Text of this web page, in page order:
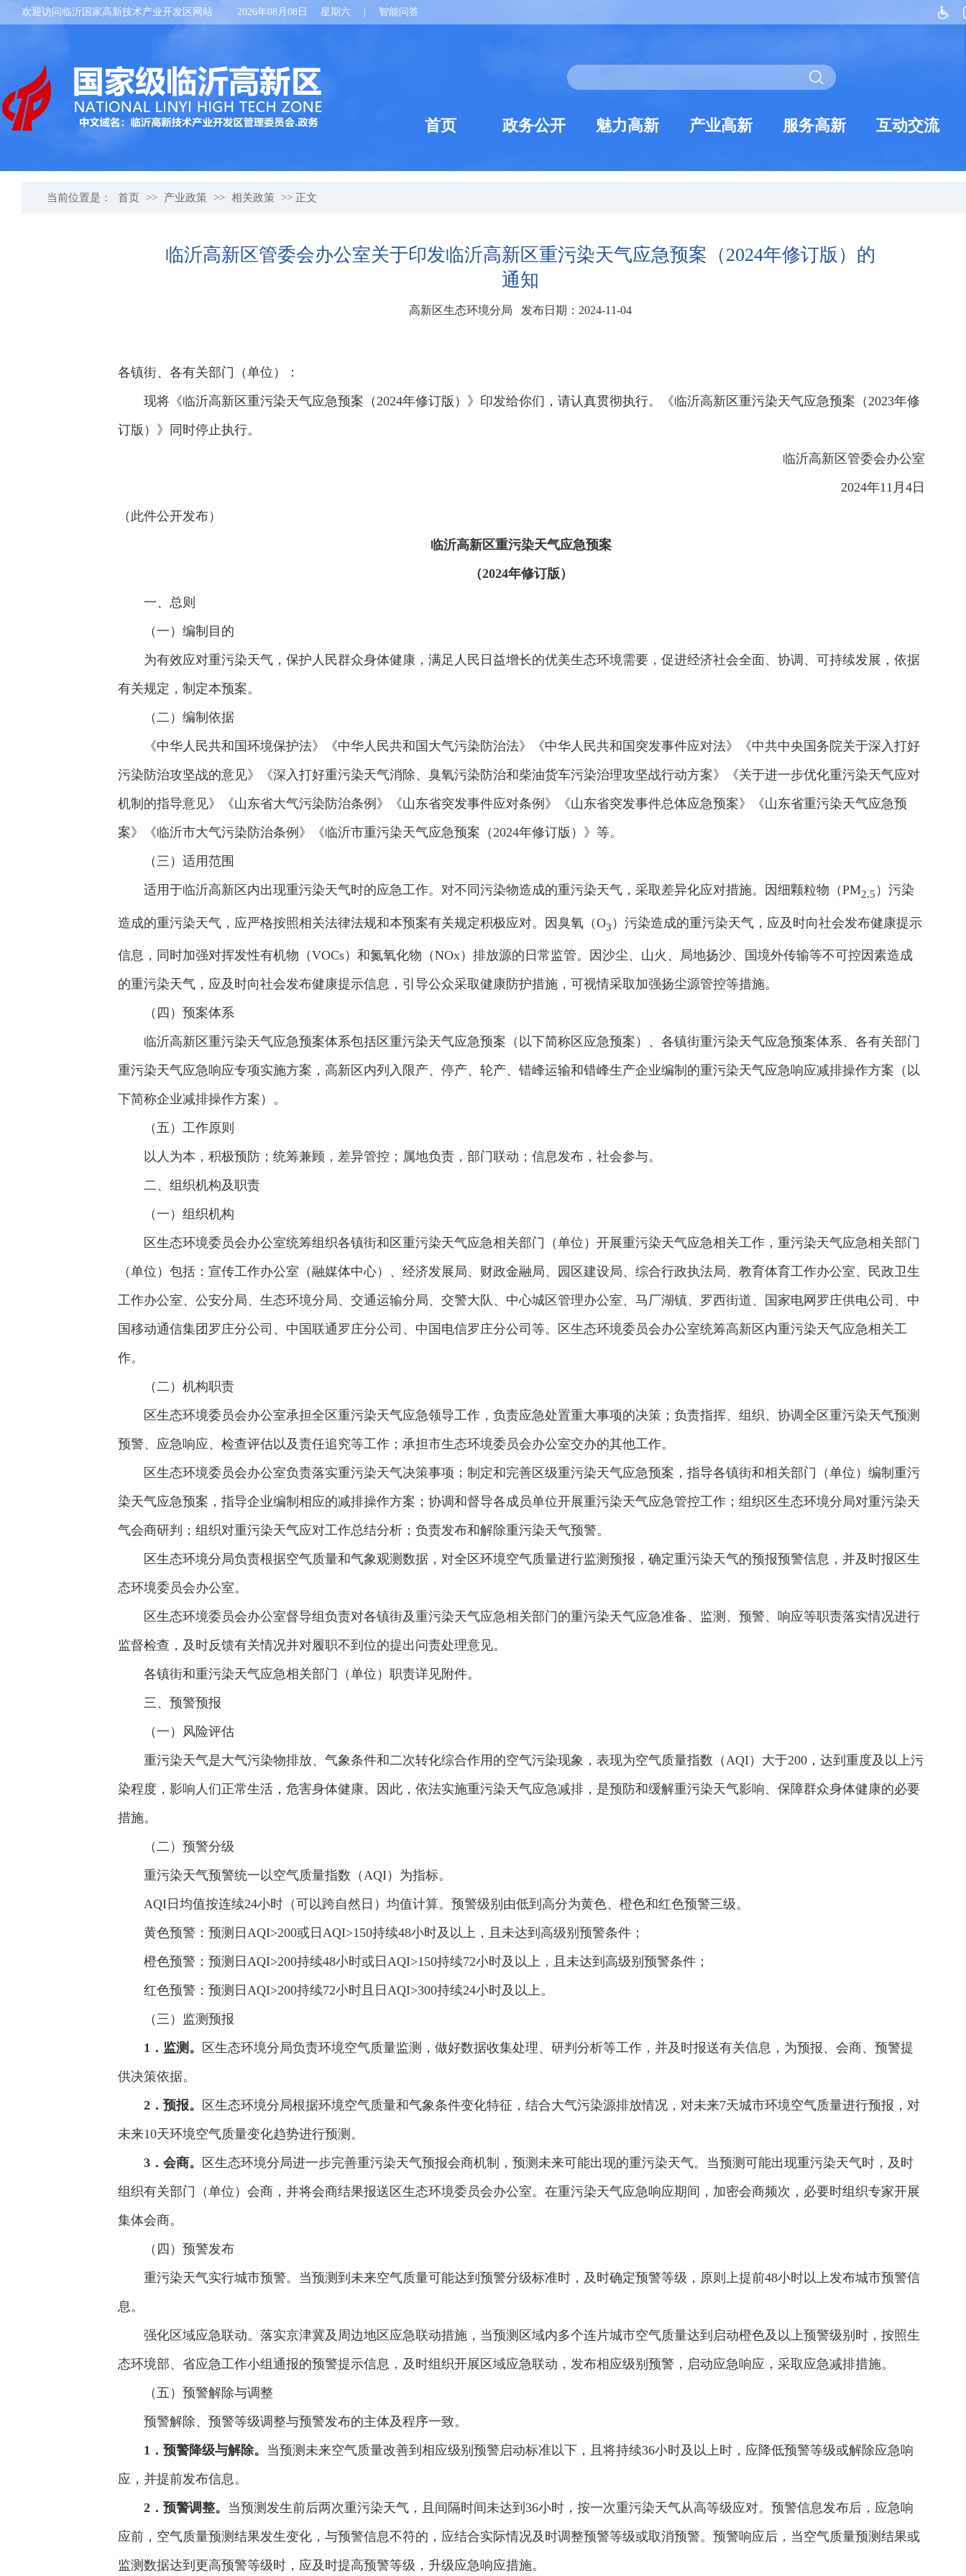
欢迎访问临沂国家高新技术产业开发区网站 2026年08月08日 星期六 智能问答
首页 政务公开 魅力高新 产业高新 服务高新 互动交流
当前位置是： 首页 >> 产业政策 >> 相关政策 >> 正文
临沂高新区管委会办公室关于印发临沂高新区重污染天气应急预案（2024年修订版）的
通知
高新区生态环境分局 发布日期：2024-11-04
各镇街、各有关部门（单位）：
现将《临沂高新区重污染天气应急预案（2024年修订版）》印发给你们，请认真贯彻执行。《临沂高新区重污染天气应急预案（2023年修
订版）》同时停止执行。
临沂高新区管委会办公室
2024年11月4日
（此件公开发布）
临沂高新区重污染天气应急预案
（2024年修订版）
一、总则
（一）编制目的
为有效应对重污染天气，保护人民群众身体健康，满足人民日益增长的优美生态环境需要，促进经济社会全面、协调、可持续发展，依据
有关规定，制定本预案。
（二）编制依据
《中华人民共和国环境保护法》《中华人民共和国大气污染防治法》《中华人民共和国突发事件应对法》《中共中央国务院关于深入打好
污染防治攻坚战的意见》《深入打好重污染天气消除、臭氧污染防治和柴油货车污染治理攻坚战行动方案》《关于进一步优化重污染天气应对
机制的指导意见》《山东省大气污染防治条例》《山东省突发事件应对条例》《山东省突发事件总体应急预案》《山东省重污染天气应急预
案》《临沂市大气污染防治条例》《临沂市重污染天气应急预案（2024年修订版）》等。
（三）适用范围
适用于临沂高新区内出现重污染天气时的应急工作。对不同污染物造成的重污染天气，采取差异化应对措施。因细颗粒物（PM2.5 ）污染
造成的重污染天气，应严格按照相关法律法规和本预案有关规定积极应对。因臭氧（O3 ）污染造成的重污染天气，应及时向社会发布健康提示
信息，同时加强对挥发性有机物（VOCs）和氮氧化物（NOx）排放源的日常监管。因沙尘、山火、局地扬沙、国境外传输等不可控因素造成
的重污染天气，应及时向社会发布健康提示信息，引导公众采取健康防护措施，可视情采取加强扬尘源管控等措施。
（四）预案体系
临沂高新区重污染天气应急预案体系包括区重污染天气应急预案（以下简称区应急预案）、各镇街重污染天气应急预案体系、各有关部门
重污染天气应急响应专项实施方案，高新区内列入限产、停产、轮产、错峰运输和错峰生产企业编制的重污染天气应急响应减排操作方案（以
下简称企业减排操作方案）。
（五）工作原则
以人为本，积极预防；统筹兼顾，差异管控；属地负责，部门联动；信息发布，社会参与。
二、组织机构及职责
（一）组织机构
区生态环境委员会办公室统筹组织各镇街和区重污染天气应急相关部门（单位）开展重污染天气应急相关工作，重污染天气应急相关部门
（单位）包括：宣传工作办公室（融媒体中心）、经济发展局、财政金融局、园区建设局、综合行政执法局、教育体育工作办公室、民政卫生
工作办公室、公安分局、生态环境分局、交通运输分局、交警大队、中心城区管理办公室、马厂湖镇、罗西街道、国家电网罗庄供电公司、中
国移动通信集团罗庄分公司、中国联通罗庄分公司、中国电信罗庄分公司等。区生态环境委员会办公室统筹高新区内重污染天气应急相关工
作。
（二）机构职责
区生态环境委员会办公室承担全区重污染天气应急领导工作，负责应急处置重大事项的决策；负责指挥、组织、协调全区重污染天气预测
预警、应急响应、检查评估以及责任追究等工作；承担市生态环境委员会办公室交办的其他工作。
区生态环境委员会办公室负责落实重污染天气决策事项；制定和完善区级重污染天气应急预案，指导各镇街和相关部门（单位）编制重污
染天气应急预案，指导企业编制相应的减排操作方案；协调和督导各成员单位开展重污染天气应急管控工作；组织区生态环境分局对重污染天
气会商研判；组织对重污染天气应对工作总结分析；负责发布和解除重污染天气预警。
区生态环境分局负责根据空气质量和气象观测数据，对全区环境空气质量进行监测预报，确定重污染天气的预报预警信息，并及时报区生
态环境委员会办公室。
区生态环境委员会办公室督导组负责对各镇街及重污染天气应急相关部门的重污染天气应急准备、监测、预警、响应等职责落实情况进行
监督检查，及时反馈有关情况并对履职不到位的提出问责处理意见。
各镇街和重污染天气应急相关部门（单位）职责详见附件。
三、预警预报
（一）风险评估
重污染天气是大气污染物排放、气象条件和二次转化综合作用的空气污染现象，表现为空气质量指数（AQI）大于200，达到重度及以上污
染程度，影响人们正常生活，危害身体健康。因此，依法实施重污染天气应急减排，是预防和缓解重污染天气影响、保障群众身体健康的必要
措施。
（二）预警分级
重污染天气预警统一以空气质量指数（AQI）为指标。
AQI日均值按连续24小时（可以跨自然日）均值计算。预警级别由低到高分为黄色、橙色和红色预警三级。
黄色预警：预测日AQI>200或日AQI>150持续48小时及以上，且未达到高级别预警条件；
橙色预警：预测日AQI>200持续48小时或日AQI>150持续72小时及以上，且未达到高级别预警条件；
红色预警：预测日AQI>200持续72小时且日AQI>300持续24小时及以上。
（三）监测预报
1．监测。
区生态环境分局负责环境空气质量监测，做好数据收集处理、研判分析等工作，并及时报送有关信息，为预报、会商、预警提
供决策依据。
2．预报。
区生态环境分局根据环境空气质量和气象条件变化特征，结合大气污染源排放情况，对未来7天城市环境空气质量进行预报，对
未来10天环境空气质量变化趋势进行预测。
3．会商。
区生态环境分局进一步完善重污染天气预报会商机制，预测未来可能出现的重污染天气。当预测可能出现重污染天气时，及时
组织有关部门（单位）会商，并将会商结果报送区生态环境委员会办公室。在重污染天气应急响应期间，加密会商频次，必要时组织专家开展
集体会商。
（四）预警发布
重污染天气实行城市预警。当预测到未来空气质量可能达到预警分级标准时，及时确定预警等级，原则上提前48小时以上发布城市预警信
息。
强化区域应急联动。落实京津冀及周边地区应急联动措施，当预测区域内多个连片城市空气质量达到启动橙色及以上预警级别时，按照生
态环境部、省应急工作小组通报的预警提示信息，及时组织开展区域应急联动，发布相应级别预警，启动应急响应，采取应急减排措施。
（五）预警解除与调整
预警解除、预警等级调整与预警发布的主体及程序一致。
1．预警降级与解除。 当预测未来空气质量改善到相应级别预警启动标准以下，且将持续36小时及以上时，应降低预警等级或解除应急响
应，并提前发布信息。
2．预警调整。 当预测发生前后两次重污染天气，且间隔时间未达到36小时，按一次重污染天气从高等级应对。预警信息发布后，应急响
应前，空气质量预测结果发生变化，与预警信息不符的，应结合实际情况及时调整预警等级或取消预警。预警响应后，当空气质量预测结果或
监测数据达到更高预警等级时，应及时提高预警等级，升级应急响应措施。